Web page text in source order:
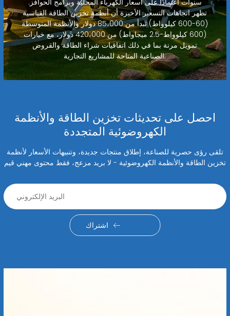
سنوات اعتمادًا على أسعار الكهرباء المحلية وبرامج الحوافز.
تظهر اتجاهات التسعير الأخيرة أن أنظمة تخزين الطاقة القياسية
(60-600 كيلوواط) تبدأ من 85،000 دولار والأنظمة المتوسطة
(600 كيلوواط-2.5 ميجاواط) من 420،000 دولار، مع خيارات
تمويل مرنة بما في ذلك اتفاقيات شراء الطاقة والقروض
الصناعية المتاحة للمشاريع التجارية.
احصل على تحديثات تخزين الطاقة والأنظمة
الكهروضوئية المتجددة
تلقى رؤى حصرية للصناعة، إطلاق منتجات جديدة، وتنبيهات الأسعار لأنظمة
تخزين الطاقة والأنظمة الكهروضوئية - لا بريد مزعج، فقط محتوى مهني قيم
اشتراك